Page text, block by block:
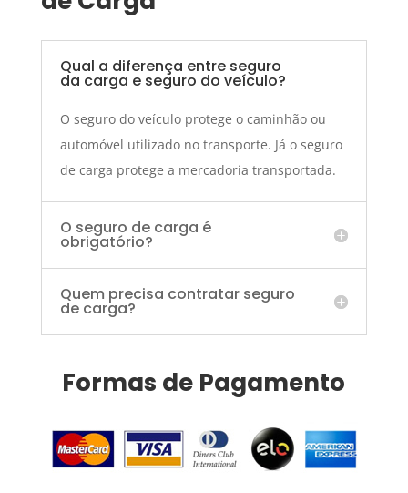
Qual a diferença entre seguro
da carga e seguro do veículo?
O seguro do veículo protege o caminhão ou
automóvel utilizado no transporte. Já o seguro
de carga protege a mercadoria transportada.
O seguro de carga é
obrigatório?
Quem precisa contratar seguro
de carga?
Formas de Pagamento